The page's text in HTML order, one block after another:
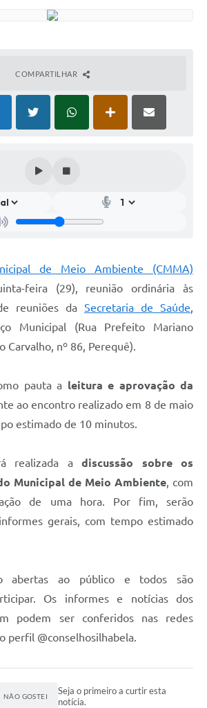
COMPARTILHAR
de Meio Ambiente (CMMA)
feira (29), reunião ordinária às
reuniões da Secretaria de Saúde
Municipal (Rua Prefeito Mariano
Carvalho, nº 86, Perequê).
pauta a leitura e aprovação da
ao encontro realizado em 8 de maio
estimado de 10 minutos.
realizada adiscussão sobre os
Municipal de Meio Ambiente , com
de uma hora. Por fim, serão
gerais, com tempo estimado
abertas ao público e todos são
Os informes e notícias dos
podem ser conferidos nas redes
perfil @conselhosilhabela.
NÃO GOSTEI
Seja o primeiro a curtir esta
notícia.